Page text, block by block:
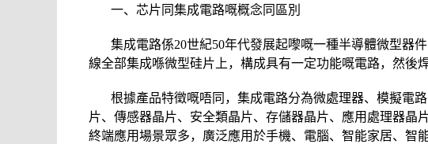
一、芯片同集成電路嘅概念同區別
集成電路係20世紀50年代發展起嚟嘅一種半導體微型器
線全部集成喺微型硅片上，構成具有一定功能嘅電路，然後
根據產品特徵嘅唔同，集成電路分為微處理器、模擬電
片、傳感器晶片、安全類晶片、存儲器晶片、應用處理器晶
終端應用場景眾多，廣泛應用於手機、電腦、智能家居、智